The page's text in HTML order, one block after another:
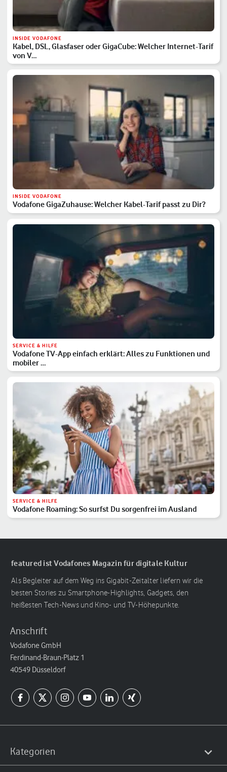
INSIDE VODAFONE
Kabel, DSL, Glasfaser oder GigaCube: Welcher Internet-Tarif
von V…
INSIDE VODAFONE
Vodafone GigaZuhause: Welcher Kabel-Tarif passt zu Dir?
SERVICE & HILFE
Vodafone TV-App einfach erklärt: Alles zu Funktionen und
mobiler …
SERVICE & HILFE
Vodafone Roaming: So surfst Du sorgenfrei im Ausland
featured ist Vodafones Magazin für digitale Kultur
Als Begleiter auf dem Weg ins Gigabit-Zeitalter liefern wir die
besten Stories zu Smartphone-Highlights, Gadgets, den
heißesten Tech-News und Kino- und TV-Höhepunkte.
Anschrift
Vodafone GmbH
Ferdinand-Braun-Platz 1
40549 Düsseldorf
Kategorien